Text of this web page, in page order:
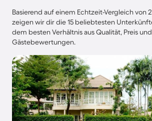
Basierend auf einem Echtzeit-Vergleich von
zeigen wir dir die 15 beliebtesten
dem besten Verhältnis aus Qualität, Preis und
Gästebewertungen.